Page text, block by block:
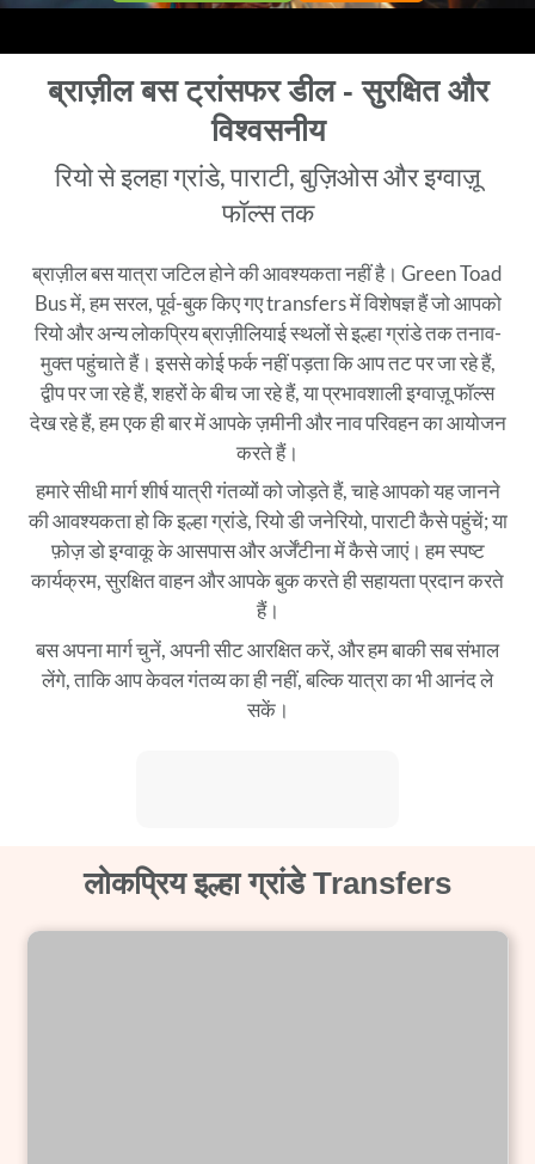
ब्राज़ील बस ट्रांसफर डील - सुरक्षित और
विश्वसनीय
रियो से इलहा ग्रांडे, पाराटी, बुज़िओस और इग्वाज़ू
फॉल्स तक
ब्राज़ील बस यात्रा जटिल होने की आवश्यकता नहीं है। Green Toad
Bus में, हम सरल, पूर्व-बुक किए गए transfers में विशेषज्ञ हैं जो आपको
रियो और अन्य लोकप्रिय ब्राज़ीलियाई स्थलों से इल्हा ग्रांडे तक तनाव-
मुक्त पहुंचाते हैं। इससे कोई फर्क नहीं पड़ता कि आप तट पर जा रहे हैं,
द्वीप पर जा रहे हैं, शहरों के बीच जा रहे हैं, या प्रभावशाली इग्वाज़ू फॉल्स
देख रहे हैं, हम एक ही बार में आपके ज़मीनी और नाव परिवहन का आयोजन
करते हैं।
हमारे सीधी मार्ग शीर्ष यात्री गंतव्यों को जोड़ते हैं, चाहे आपको यह जानने
की आवश्यकता हो कि इल्हा ग्रांडे, रियो डी जनेरियो, पाराटी कैसे पहुंचें; या
फ़ोज़ डो इग्वाकू के आसपास और अर्जेंटीना में कैसे जाएं। हम स्पष्ट
कार्यक्रम, सुरक्षित वाहन और आपके बुक करते ही सहायता प्रदान करते
हैं।
बस अपना मार्ग चुनें, अपनी सीट आरक्षित करें, और हम बाकी सब संभाल
लेंगे, ताकि आप केवल गंतव्य का ही नहीं, बल्कि यात्रा का भी आनंद ले
सकें।
लोकप्रिय इल्हा ग्रांडे Transfers